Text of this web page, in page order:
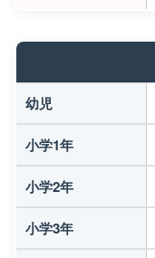
幼児
小学1年
小学2年
小学3年